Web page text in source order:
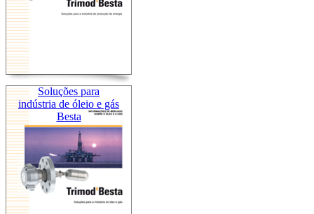
Soluções para
indústria de óleio e gás
Besta